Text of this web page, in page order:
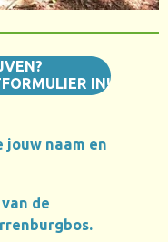
IN!
naam en
de